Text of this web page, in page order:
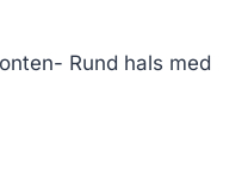
Rund hals med